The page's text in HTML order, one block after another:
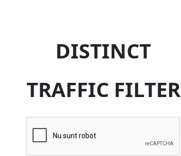
DISTINCT
TRAFFIC FILTER